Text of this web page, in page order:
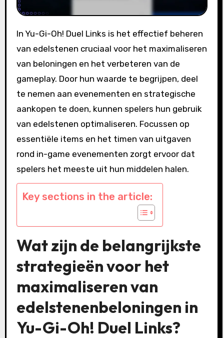
In Yu-Gi-Oh! Duel Links is het effectief beheren
van edelstenen cruciaal voor het maximaliseren
van beloningen en het verbeteren van de
gameplay. Door hun waarde te begrijpen, deel
te nemen aan evenementen en strategische
aankopen te doen, kunnen spelers hun gebruik
van edelstenen optimaliseren. Focussen op
essentiële items en het timen van uitgaven
rond in-game evenementen zorgt ervoor dat
spelers het meeste uit hun middelen halen.
Key sections in the article:
Wat zijn de belangrijkste
strategieën voor het
maximaliseren van
edelstenenbeloningen in
Yu-Gi-Oh! Duel Links?